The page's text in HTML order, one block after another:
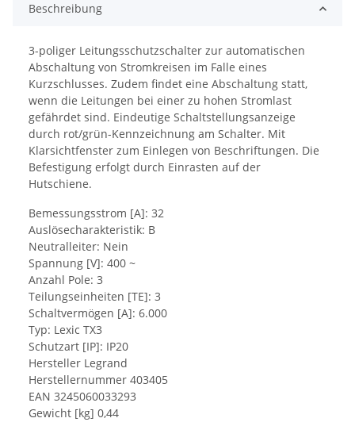
Beschreibung
3-poliger Leitungsschutzschalter zur automatischen
Abschaltung von Stromkreisen im Falle eines
Kurzschlusses. Zudem findet eine Abschaltung statt,
wenn die Leitungen bei einer zu hohen Stromlast
gefährdet sind. Eindeutige Schaltstellungsanzeige
durch rot/grün-Kennzeichnung am Schalter. Mit
Klarsichtfenster zum Einlegen von Beschriftungen. Die
Befestigung erfolgt durch Einrasten auf der
Hutschiene.
Bemessungsstrom [A]: 32
Auslösecharakteristik: B
Neutralleiter: Nein
Spannung [V]: 400 ~
Anzahl Pole: 3
Teilungseinheiten [TE]: 3
Schaltvermögen [A]: 6.000
Typ: Lexic TX3
Schutzart [IP]: IP20
Hersteller Legrand
Herstellernummer 403405
EAN 3245060033293
Gewicht [kg] 0,44